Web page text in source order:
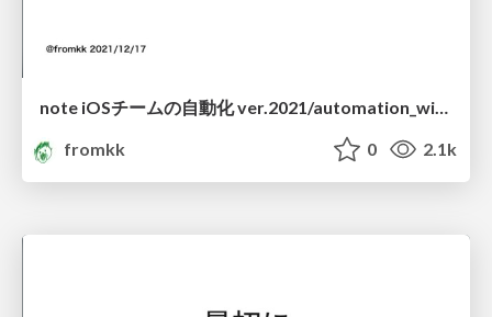
note iOSチームの自動化 ver.2021/automation_with_iOS_team_on_note_ver2021
fromkk
0 2.1k